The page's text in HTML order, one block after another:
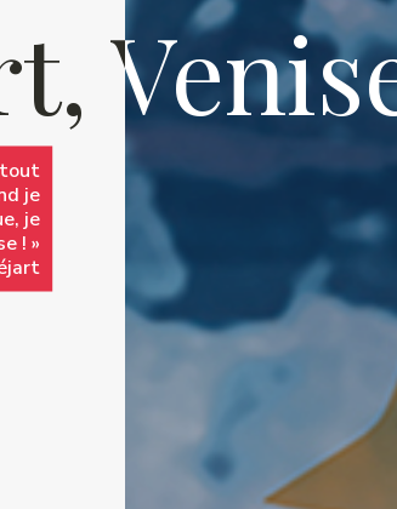
tout
je
je
! »
tout
je
je
! »